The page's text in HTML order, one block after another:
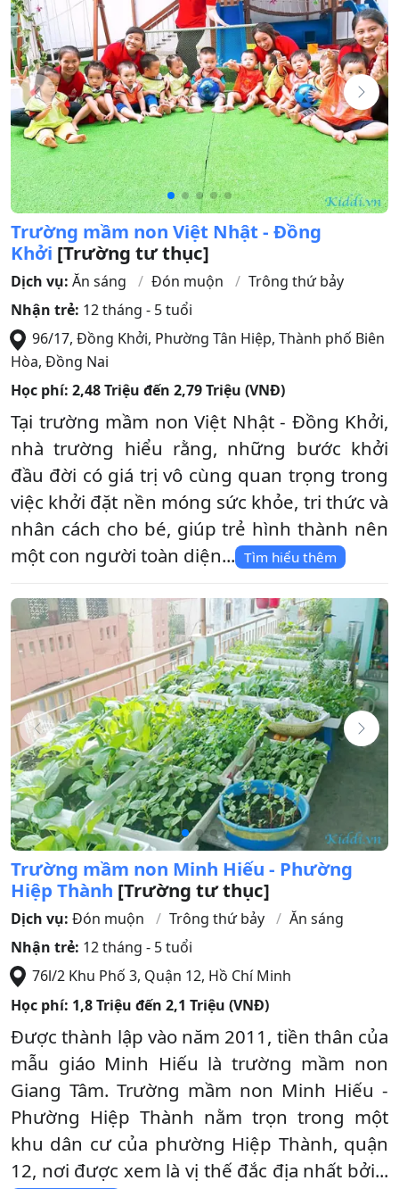
Trường mầm non Việt Nhật - Đồng
Khởi [Trường tư thục]
Dịch vụ: Ăn sáng Đón muộn
Trông thứ bảy
Nhận trẻ: 12 tháng - 5 tuổi
96/17, Đồng Khởi, Phường Tân Hiệp, Thành phố Biên
Hòa, Đồng Nai
Học phí: 2,48 Triệu đến 2,79 Triệu (VNĐ)
Tại trường mầm non Việt Nhật - Đồng Khởi,
nhà trường hiểu rằng, những bước khởi
đầu đời có giá trị vô cùng quan trọng trong
việc khởi đặt nền móng sức khỏe, tri thức và
nhân cách cho bé, giúp trẻ hình thành nên
một con người toàn diện... Tìm hiểu thêm
Trường mầm non Minh Hiếu - Phường
Hiệp Thành [Trường tư thục]
Dịch vụ: Đón muộn Trông thứ bảy
Ăn sáng
Nhận trẻ: 12 tháng - 5 tuổi
76l/2 Khu Phố 3, Quận 12, Hồ Chí Minh
Học phí: 1,8 Triệu đến 2,1 Triệu (VNĐ)
Được thành lập vào năm 2011, tiền thân của
mẫu giáo Minh Hiếu là trường mầm non
Giang Tâm. Trường mầm non Minh Hiếu -
Phường Hiệp Thành nằm trọn trong một
khu dân cư của phường Hiệp Thành, quận
12, nơi được xem là vị thế đắc địa nhất bởi...